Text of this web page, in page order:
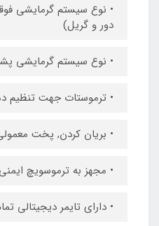
• نوع سیستم گرمایشی
دور و گریل)
• نوع سیستم گرمایشی
• ترموستات جهت تنظیم
• بریان کردن, پخت
• مجهز به ترموسویچ
• دارای تایمر دیجیتالی